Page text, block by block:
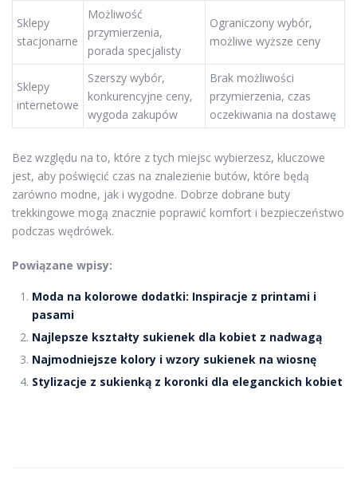
Sklepy
stacjonarne
Możliwość
przymierzenia,
porada specjalisty
Ograniczony wybór,
możliwe wyższe ceny
Sklepy
internetowe
Szerszy wybór,
konkurencyjne ceny,
wygoda zakupów
Brak możliwości
przymierzenia, czas
oczekiwania na dostawę
Bez względu na to, które z tych miejsc wybierzesz, kluczowe
jest, aby poświęcić czas na znalezienie butów, które będą
zarówno modne, jak i wygodne. Dobrze dobrane buty
trekkingowe mogą znacznie poprawić komfort i bezpieczeństwo
podczas wędrówek.
Powiązane wpisy:
Moda na kolorowe dodatki: Inspiracje z printami i
pasami
Najlepsze kształty sukienek dla kobiet z nadwagą
Najmodniejsze kolory i wzory sukienek na wiosnę
Stylizacje z sukienką z koronki dla eleganckich kobiet